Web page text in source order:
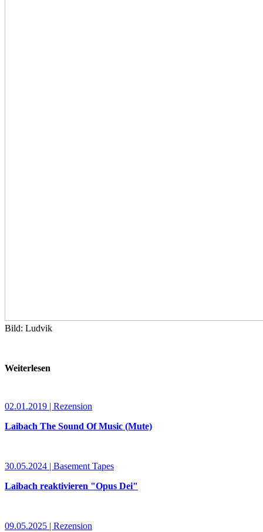
Bild: Ludvik
Weiterlesen
02.01.2019 | Rezension
Laibach The Sound Of Music (Mute)
30.05.2024 | Basement Tapes
Laibach reaktivieren "Opus Dei"
09.05.2025 | Rezension